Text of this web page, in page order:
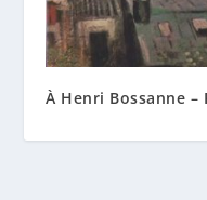
À Henri Bossanne –